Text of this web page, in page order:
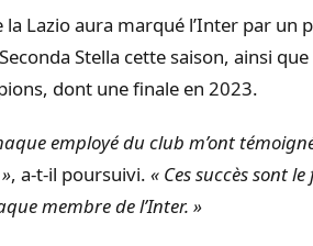
la Lazio aura marqué l’Inter par un
Stella cette saison, ainsi
dont une finale en 2023.
employé du club m’ont
, a-t-il poursuivi. « Ces succès sont
membre de l’Inter. »